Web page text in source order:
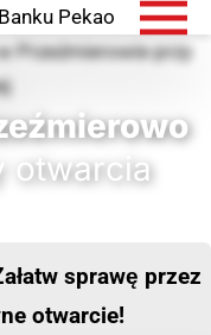
otwarcia
sprawę przez
otwarcie!